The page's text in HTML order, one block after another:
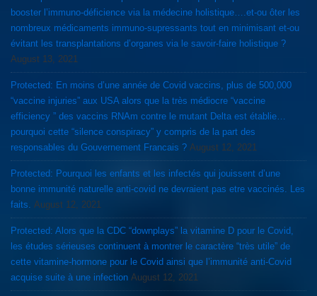
booster l’immuno-déficience via la médecine holistique….et-ou ôter les
nombreux médicaments immuno-supressants tout en minimisant et-ou
évitant les transplantations d’organes via le savoir-faire holistique ?
August 13, 2021
Protected: En moins d’une année de Covid vaccins, plus de 500,000
“vaccine injuries” aux USA alors que la très médiocre “vaccine
efficiency ” des vaccins RNAm contre le mutant Delta est établie…
pourquoi cette “silence conspiracy” y compris de la part des
responsables du Gouvernement Francais ? August 12, 2021
Protected: Pourquoi les enfants et les infectés qui jouissent d’une
bonne immunité naturelle anti-covid ne devraient pas etre vaccinés. Les
faits.
August 12, 2021
Protected: Alors que la CDC “downplays” la vitamine D pour le Covid,
les études sérieuses continuent à montrer le caractère “très utile” de
cette vitamine-hormone pour le Covid ainsi que l’immunité anti-Covid
acquise suite à une infection August 12, 2021